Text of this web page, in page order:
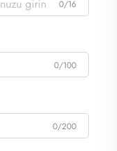
0/16
0/100
0/200